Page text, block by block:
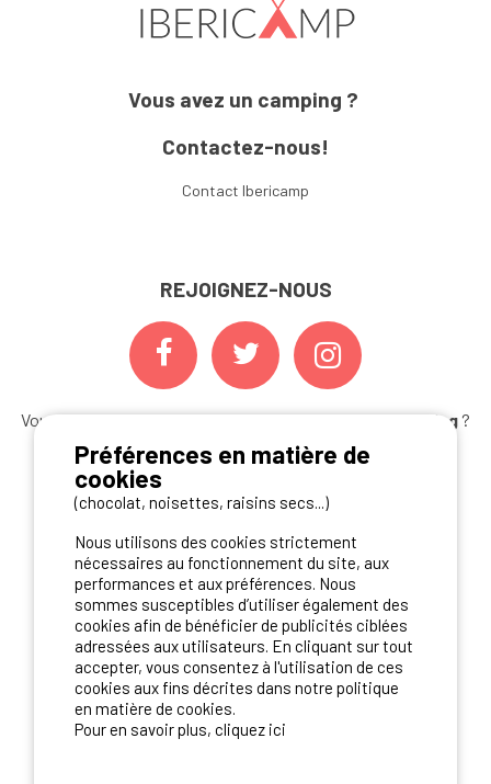
Vous avez un camping ?
Contactez-nous!
Contact Ibericamp
REJOIGNEZ-NOUS
Vous souhaitez bénéficier desmeilleures offres camping ?
Abonnez-vous à la newsletter dès aujourd'hui
NOS PARTENAIRES
Préférences en matière de
cookies
(chocolat, noisettes, raisins secs...)
Nous utilisons des cookies strictement
nécessaires au fonctionnement du site, aux
performances et aux préférences. Nous
sommes susceptibles d’utiliser également des
cookies afin de bénéficier de publicités ciblées
adressées aux utilisateurs. En cliquant sur tout
accepter, vous consentez à l'utilisation de ces
cookies aux fins décrites dans notre politique
en matière de cookies.
Pour en savoir plus, cliquez ici